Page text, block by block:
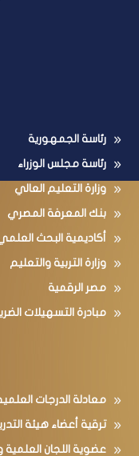
رئاسة الجمهورية
رئاسة مجلس الوزراء
وزارة التعليم العالي
بنك المعرفة المصري
أكاديمية البحث
وزارة التربية والتعليم
مصر الرقمية
مبادرة التسهيلات
معادلة الدرجات
ترقية أعضاء هيئة
عضوية اللجان